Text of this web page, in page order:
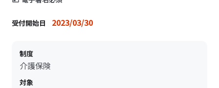
受付開始日 2023/03/30
制度
介護保険
対象